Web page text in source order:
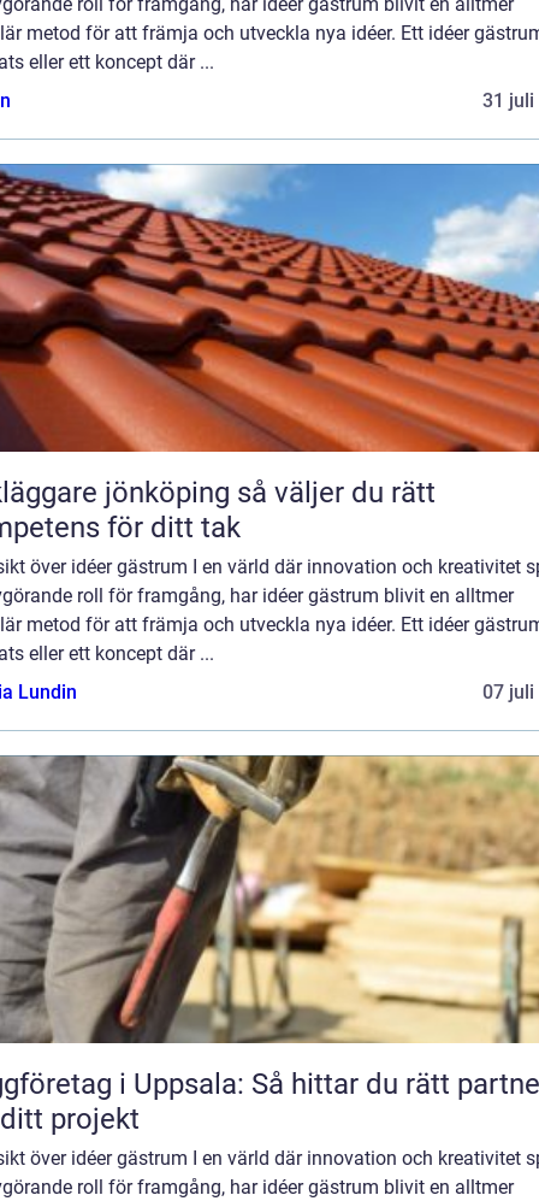
roll för framgång, har idéer gästrum blivit en alltmer
metod för att främja och utveckla nya idéer. Ett idéer
eller ett koncept där ...
31 juli
jönköping så väljer du rätt
för ditt tak
över idéer gästrum I en värld där innovation och kreativitet
roll för framgång, har idéer gästrum blivit en alltmer
metod för att främja och utveckla nya idéer. Ett idéer
eller ett koncept där ...
Lundin
07 juli
i Uppsala: Så hittar du rätt
projekt
över idéer gästrum I en värld där innovation och kreativitet
roll för framgång, har idéer gästrum blivit en alltmer